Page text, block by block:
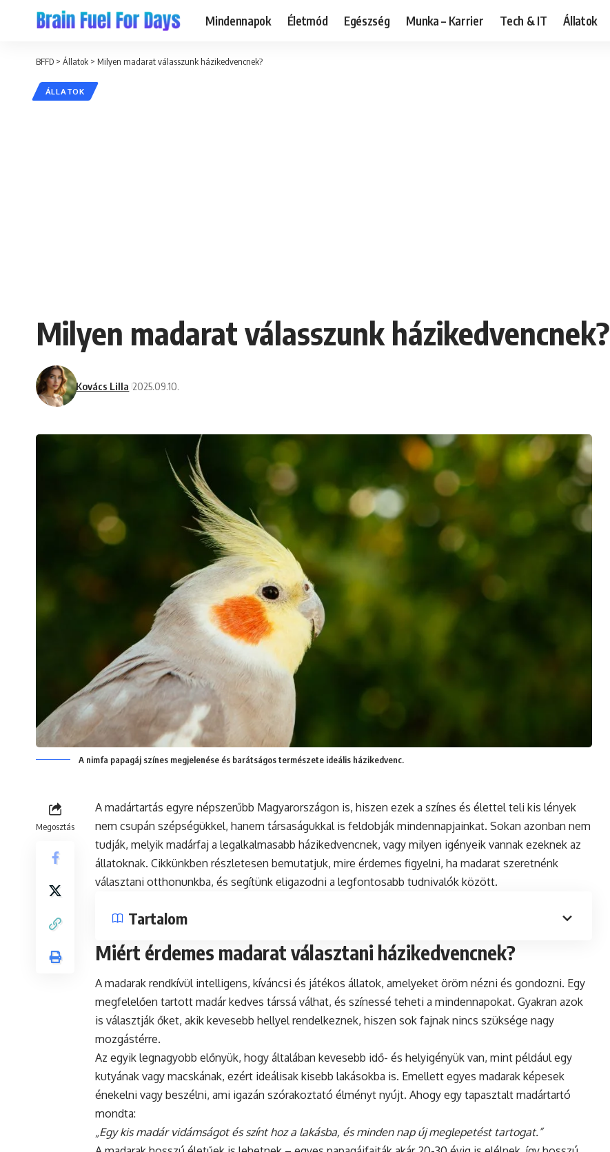
Mindennapok Életmód Egészség Munka – Karrier Tech & IT Állatok
BFFD > Állatok > Milyen madarat válasszunk házikedvencnek?
ÁLLATOK
Milyen madarat válasszunk házikedvencnek?
Kovács Lilla 2025.09.10.
A nimfa papagáj színes megjelenése és barátságos természete ideális házikedvenc.
Megosztás
A madártartás egyre népszerűbb Magyarországon is, hiszen ezek a színes és élettel teli kis lények
nem csupán szépségükkel, hanem társaságukkal is feldobják mindennapjainkat. Sokan azonban nem
tudják, melyik madárfaj a legalkalmasabb házikedvencnek, vagy milyen igényeik vannak ezeknek az
állatoknak. Cikkünkben részletesen bemutatjuk, mire érdemes figyelni, ha madarat szeretnénk
választani otthonunkba, és segítünk eligazodni a legfontosabb tudnivalók között.
Tartalom
Miért érdemes madarat választani házikedvencnek?
A madarak rendkívül intelligens, kíváncsi és játékos állatok, amelyeket öröm nézni és gondozni. Egy
megfelelően tartott madár kedves társsá válhat, és színessé teheti a mindennapokat. Gyakran azok
is választják őket, akik kevesebb hellyel rendelkeznek, hiszen sok fajnak nincs szüksége nagy
mozgástérre.
Az egyik legnagyobb előnyük, hogy általában kevesebb idő- és helyigényük van, mint például egy
kutyának vagy macskának, ezért ideálisak kisebb lakásokba is. Emellett egyes madarak képesek
énekelni vagy beszélni, ami igazán szórakoztató élményt nyújt. Ahogy egy tapasztalt madártartó
mondta:
„Egy kis madár vidámságot és színt hoz a lakásba, és minden nap új meglepetést tartogat.”